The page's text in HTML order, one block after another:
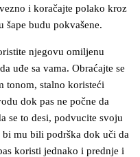
i koračajte polako kroz
šape budu pokvašene.
njegovu omiljenu
uđe sa vama. Obraćajte se
tonom, stalno koristeći
dok pas ne počne da
se to desi, podvucite svoju
mu bili podrška dok uči da
koristi jednako i prednje i